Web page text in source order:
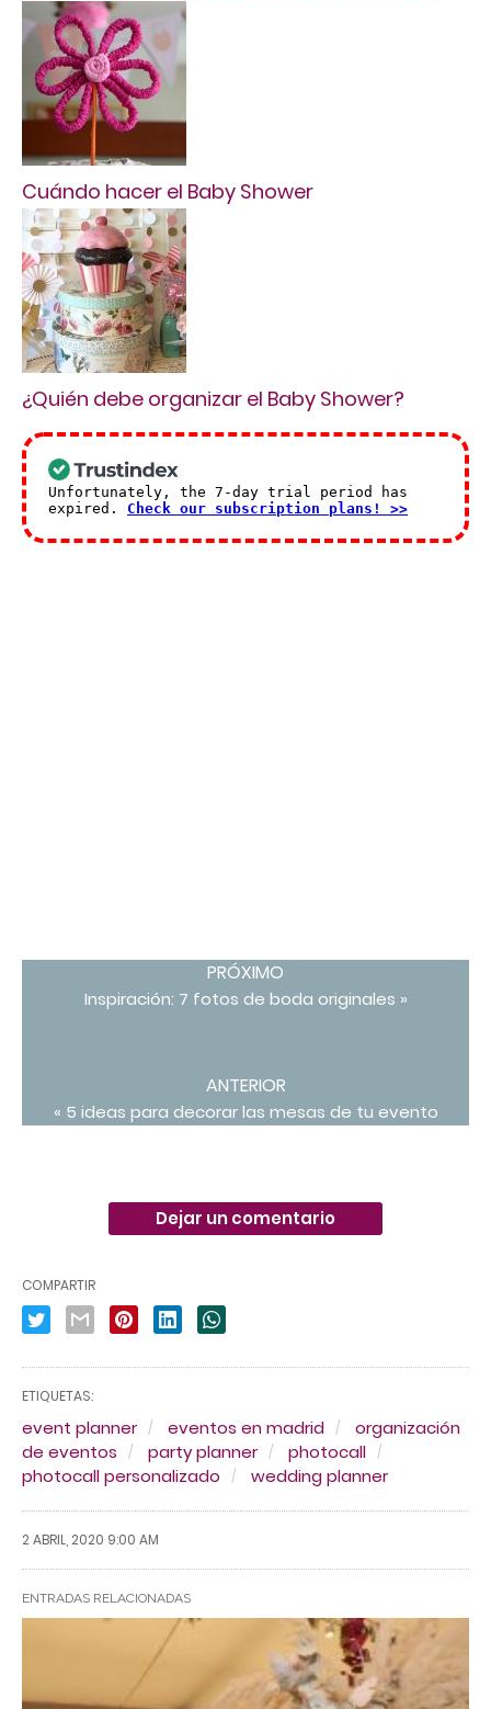
Cuándo hacer el Baby Shower
¿Quién debe organizar el Baby Shower?
PRÓXIMO
Inspiración: 7 fotos de boda originales »
ANTERIOR
« 5 ideas para decorar las mesas de tu evento
Dejar un comentario
COMPARTIR
ETIQUETAS:
event planner eventos en madrid
organización
de eventos
party planner
photocall
photocall personalizado
wedding planner
2 ABRIL, 2020 9:00 AM
ENTRADAS RELACIONADAS